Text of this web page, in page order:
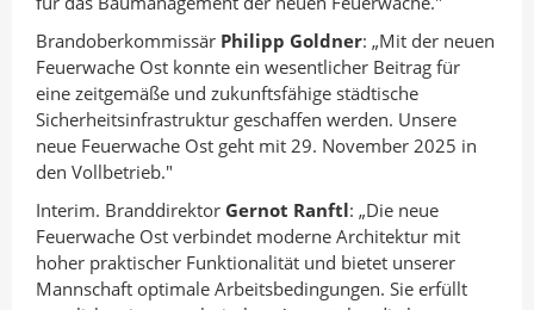
Brandoberkommissär Philipp Goldner: „Mit der neuen
Feuerwache Ost konnte ein wesentlicher Beitrag für
eine zeitgemäße und zukunftsfähige städtische
Sicherheitsinfrastruktur geschaffen werden. Unsere
neue Feuerwache Ost geht mit 29. November 2025 in
den Vollbetrieb."
Interim. Branddirektor Gernot Ranftl: „Die neue
Feuerwache Ost verbindet moderne Architektur mit
hoher praktischer Funktionalität und bietet unserer
Mannschaft optimale Arbeitsbedingungen. Sie erfüllt